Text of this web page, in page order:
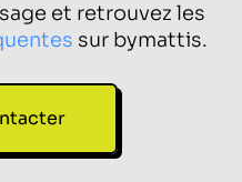
et retrouvez les
sur bymattis.